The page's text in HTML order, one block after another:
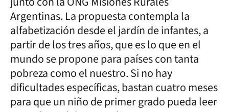
Argentinas. La propuesta contempla la
alfabetización desde el jardín de infantes, a
partir de los tres años, que es lo que en el
mundo se propone para países con tanta
pobreza como el nuestro. Si no hay
dificultades específicas, bastan cuatro meses
para que un niño de primer grado pueda leer